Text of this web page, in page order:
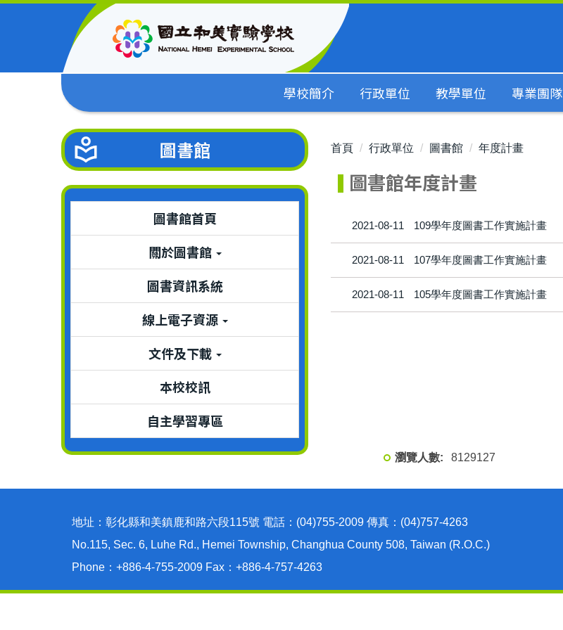
學校簡介 行政單位 教學單位 專業團隊
圖書館
圖書館首頁
關於圖書館
圖書資訊系統
線上電子資源
文件及下載
本校校訊
自主學習專區
首頁 行政單位 圖書館 年度計畫
圖書館年度計畫
2021-08-11 109學年度圖書工作實施計畫
2021-08-11 107學年度圖書工作實施計畫
2021-08-11 105學年度圖書工作實施計畫
8129127
地址：彰化縣和美鎮鹿和路六段115號 電話：(04)755-2009 傳真：(04)757-4263
No.115, Sec. 6, Luhe Rd., Hemei Township, Changhua County 508, Taiwan (R.O.C.)
Phone：+886-4-755-2009 Fax：+886-4-757-4263